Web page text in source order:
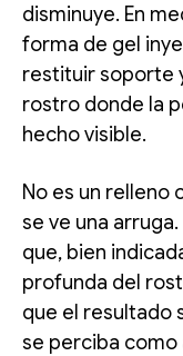
disminuye. En
forma de gel
restituir soporte
rostro donde la
hecho visible.
No es un relleno
se ve una
que, bien
profunda del
que el resultado
se perciba como